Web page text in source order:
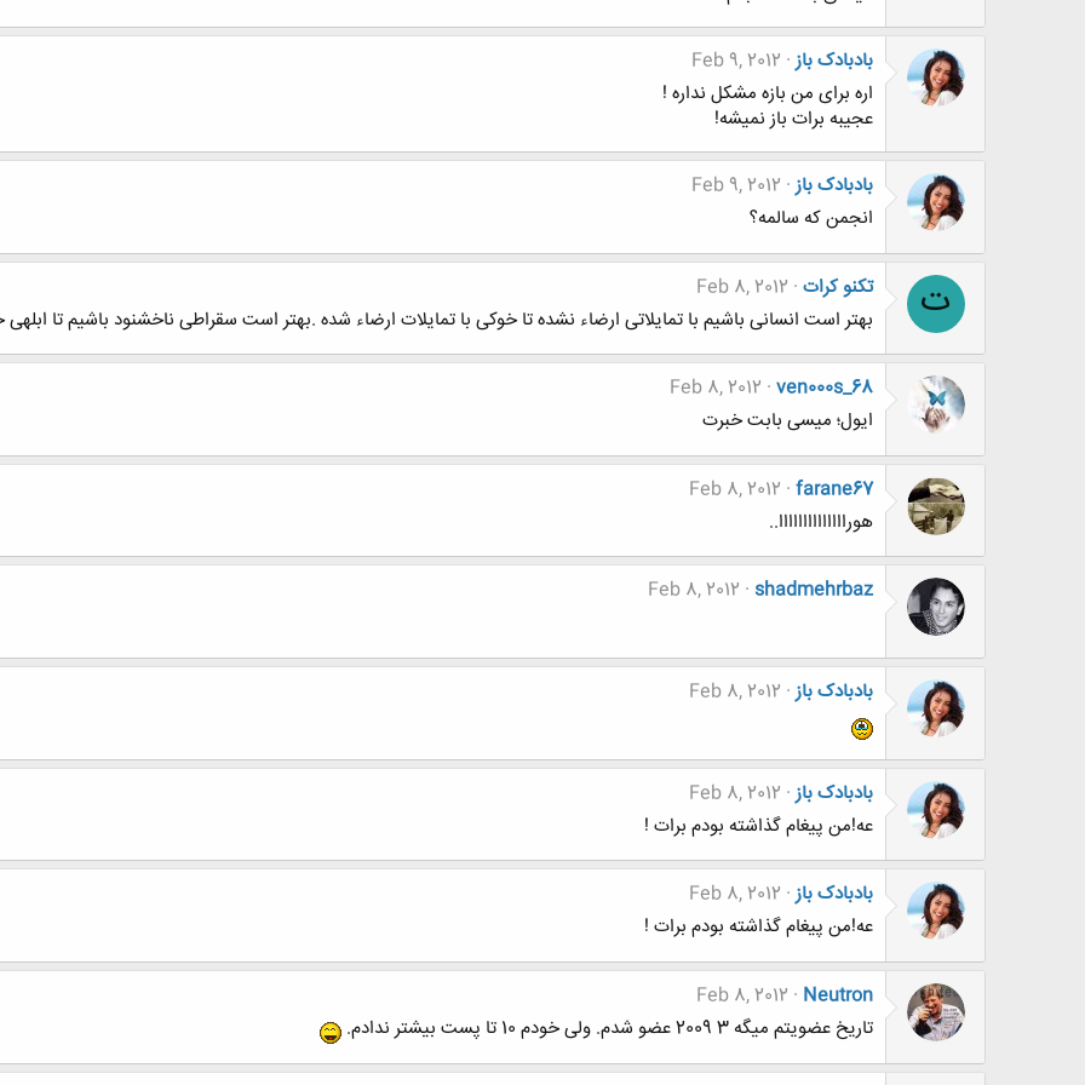
بادبادک باز Feb 9, 2012
اره برای من بازه مشکل نداره !
عجیبه برات باز نمیشه!
بادبادک باز Feb 9, 2012
انجمن که سالمه؟
ت تکنو کرات Feb 8, 2012
بهتر است انسانی باشیم با تمایلاتی ارضاء نشده تا خوکی با تمایلات ارضاء شده .بهتر است سقراطی ناخشنود باشیم تا
ven000s_68
Feb 8, 2012
ایول؛ میسی بابت خبرت
farane67
Feb 8, 2012
هوراااااااااااااا..
shadmehrbaz
Feb 8, 2012
بادبادک باز Feb 8, 2012
بادبادک باز Feb 8, 2012
عه!من پیغام گذاشته بودم برات !
بادبادک باز Feb 8, 2012
عه!من پیغام گذاشته بودم برات !
Neutron
Feb 8, 2012
تاریخ عضویتم میگه 3 2009 عضو شدم. ولی خودم 10 تا پست بیشتر ندادم.